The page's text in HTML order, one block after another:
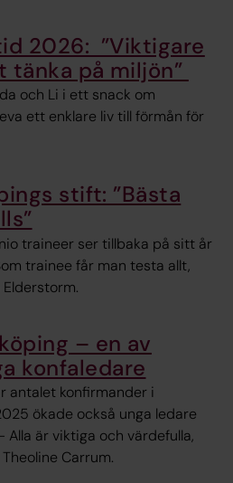
2026: ”Viktigare
tänka på miljön”
och Li i ett snack om
ett enklare liv till förmån för
stift: ”Bästa
traineer ser tillbaka på sitt år
trainee får man testa allt,
– en av
konfaledare
antalet konfirmander i
ökade också unga ledare
är viktiga och värdefulla,
Carrum.